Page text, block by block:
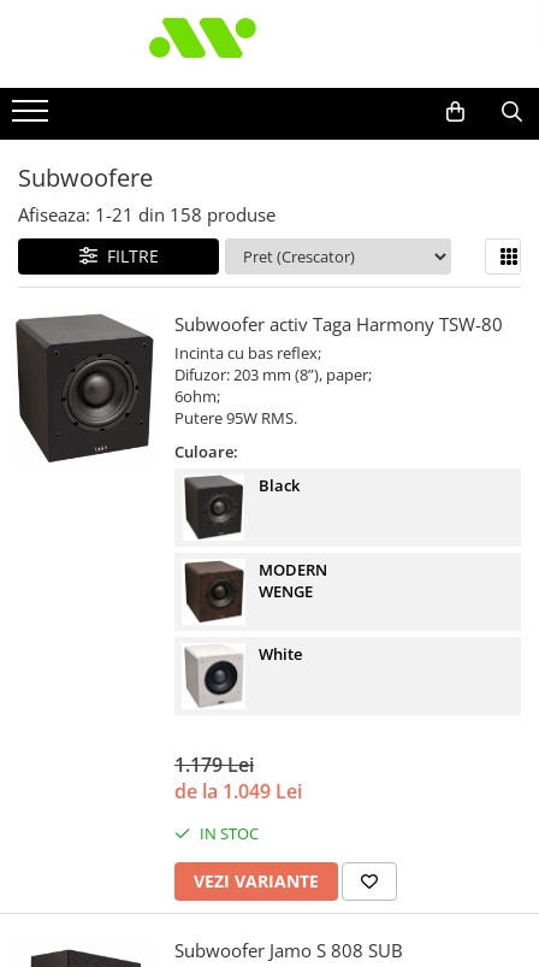
Subwoofere
Afiseaza: 1-21 din 158 produse
FILTRE
Subwoofer activ Taga Harmony TSW-80
Incinta cu bas reflex;
Difuzor: 203 mm (8”), paper;
6ohm;
Putere 95W RMS.
Culoare:
Black
MODERN
WENGE
White
1.179 Lei
de la 1.049 Lei
IN STOC
VEZI VARIANTE
Subwoofer Jamo S 808 SUB